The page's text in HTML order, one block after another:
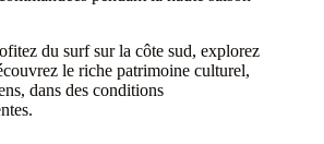
du surf sur la côte sud, explorez
le riche patrimoine culturel,
dans des conditions